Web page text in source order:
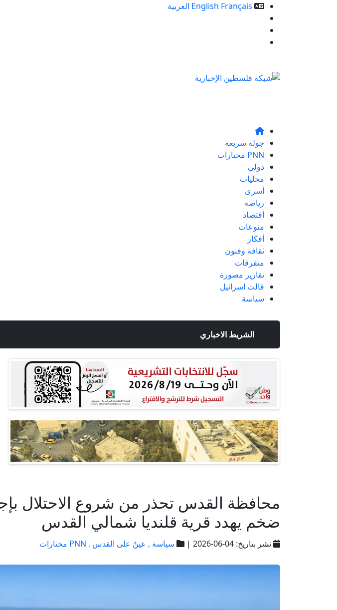
English Français
العربية
جولة سريعة
PNN مختارات
دولي
محليات
أسرى
رياضة
أقتصاد
منوعات
أفكار
ثقافة وفنون
متفرقات
تقارير مصورة
قالت اسرائيل
سياسة
الشريط الاخباري
محافظة القدس تحذر من شروع الاحتلال
ضخم يهدد قرية قلنديا شمالي القدس
نشر بتاريخ: 04-06-2026 | سياسة , عينٌ على القدس , PNN مختارات